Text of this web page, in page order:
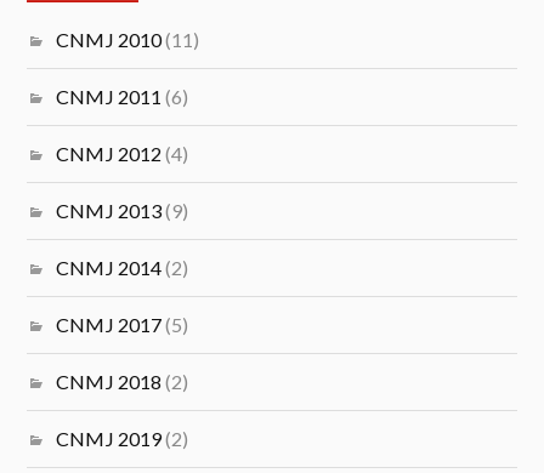
CNMJ 2010(11)
CNMJ 2011 (6)
CNMJ 2012 (4)
CNMJ 2013(9)
CNMJ 2014(2)
CNMJ 2017(5)
CNMJ 2018 (2)
CNMJ 2019(2)